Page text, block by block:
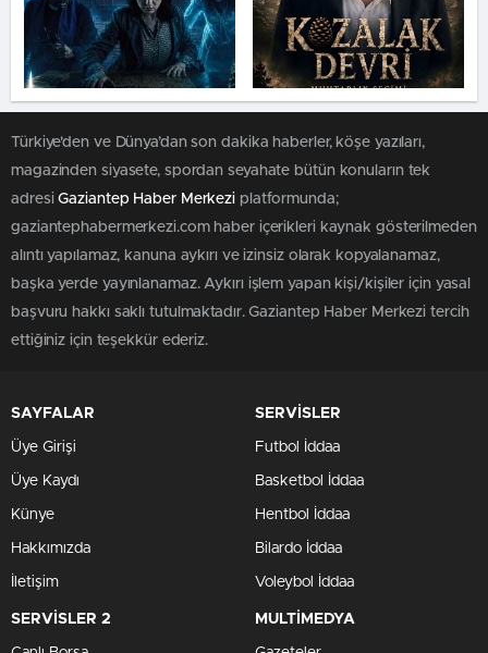
Türkiye'den ve Dünya’dan son dakika haberler, köşe yazıları,
magazinden siyasete, spordan seyahate bütün konuların tek
adresiGaziantep Haber Merkezi platformunda;
gaziantephabermerkezi.com haber içerikleri kaynak gösterilmeden
alıntı yapılamaz, kanuna aykırı ve izinsiz olarak kopyalanamaz,
başka yerde yayınlanamaz. Aykırı işlem yapan kişi/kişiler için yasal
başvuru hakkı saklı tutulmaktadır. Gaziantep Haber Merkezi tercih
ettiğiniz için teşekkür ederiz.
SAYFALAR
Üye Girişi
Üye Kaydı
Künye
Hakkımızda
İletişim
SERVİSLER
Futbol İddaa
Basketbol İddaa
Hentbol İddaa
Bilardo İddaa
Voleybol İddaa
SERVİSLER 2 MULTİMEDYA